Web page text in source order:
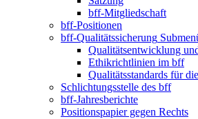
bff-Mitgliedschaft
bff-Positionen
bff-Qualitätssicherung
Qualitätsentwicklung
Ethikrichtlinien im bff
Qualitätsstandards für
Schlichtungsstelle des bff
bff-Jahresberichte
Positionspapier gegen Rechts